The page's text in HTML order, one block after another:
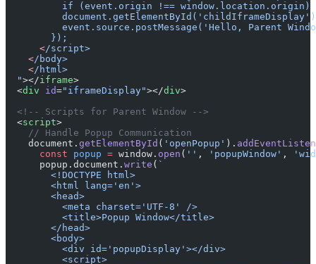
if (event.origin !== window.location.origin)
event.source.postMessage('Hello, Parent
        });
      <
/script>
    <
/body>
    <
/html>
  "
></iframe>
  <
div id="iframeDisplay"></div>
  <!-- Scripts for Parent Window -->
  <
script>
    // Handle Popup Communication
    document.
getElementById ( 'openPopup' ).
      const
popup = window. open ( '' , 'popupWindow' ,
      popup.document.
write ( `
        <!DOCTYPE html>
        <html lang='en'>
        <head>
          <meta charset='UTF-8' />
          <title>Popup Window</title>
        </head>
        <body>
          <div id='popupDisplay'></div>
          <script>